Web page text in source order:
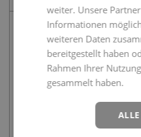
25.08.2026
ca. 3 Monate
Online
Online-Kurs inkl. Kursunterlagen
weiter. Unsere
Informationen
weiteren Daten
bereitgestellt haben
Rahmen Ihrer
gesammelt haben.